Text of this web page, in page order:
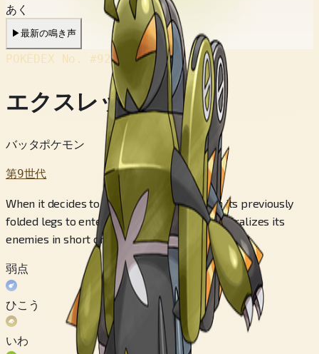
あく
▶最新の鳴き声
POKÉDEX No. #920
エクスレッグ
バッタポケモン
第9世代
When it decides to fight all out, it stands on its previously
folded legs to enter Showdown Mode. It neutralizes its
enemies in short order.
弱点
ひこう
いわ